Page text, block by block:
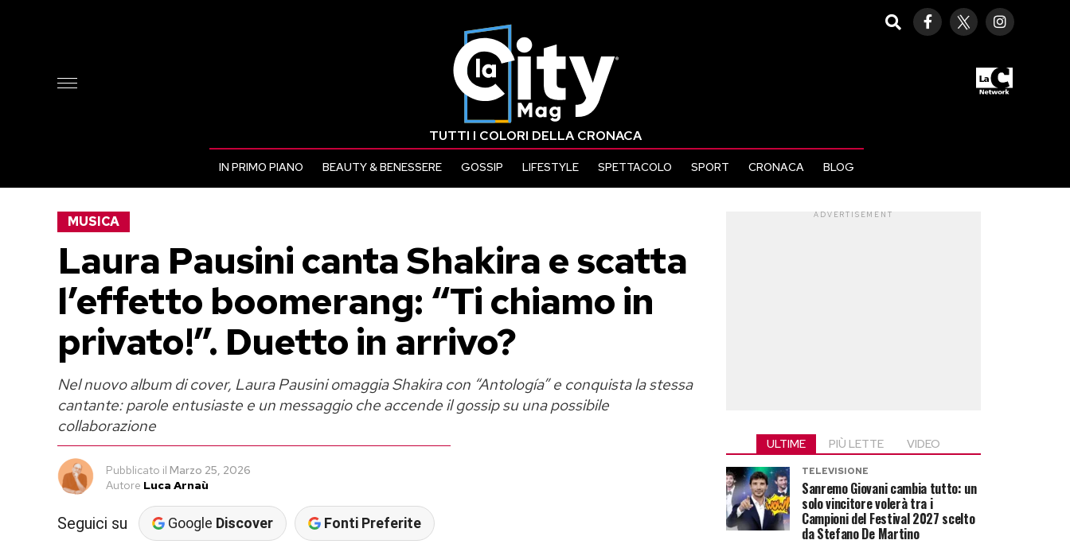
TUTTI I COLORI DELLA CRONACA
IN PRIMO PIANO BEAUTY & BENESSERE GOSSIP LIFESTYLE SPETTACOLO SPORT CRONACA BLOG
MUSICA
Laura Pausini canta Shakira e scatta
l’effetto boomerang: “Ti chiamo in
privato!”. Duetto in arrivo?
Nel nuovo album di cover, Laura Pausini omaggia Shakira con “Antología” e conquista la stessa
cantante: parole entusiaste e un messaggio che accende il gossip su una possibile
collaborazione
Pubblicato il Marzo 25, 2026
Autore Luca Arnaù
Seguici su Google Discover Fonti Preferite
ADVERTISEMENT
ULTIME PIÙ LETTE VIDEO
TELEVISIONE
Sanremo Giovani cambia tutto: un
solo vincitore volerà tra i
Campioni del Festival 2027 scelto
da Stefano De Martino